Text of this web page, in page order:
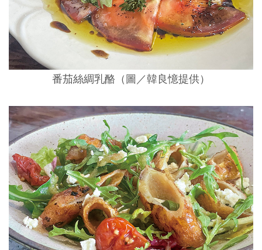
番茄絲綢乳酪（圖／韓良憶提供）